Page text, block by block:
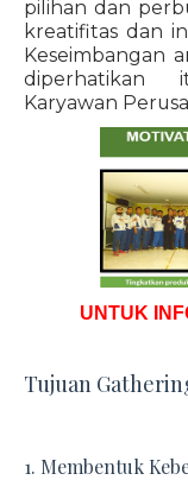
pilihan dan
kreatifitas dan
Keseimbangan
diperhatikan
Karyawan
UNTUK
Tujuan
1. Membentuk